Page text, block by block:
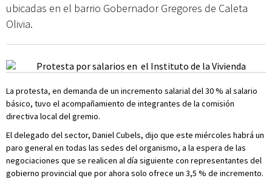
ubicadas en el barrio Gobernador Gregores de Caleta
Olivia.
La protesta, en demanda de un incremento salarial del 30 % al salario
básico, tuvo el acompañamiento de integrantes de la comisión
directiva local del gremio.
El delegado del sector, Daniel Cubels, dijo que este miércoles habrá un
paro general en todas las sedes del organismo, a la espera de las
negociaciones que se realicen al día siguiente con representantes del
gobierno provincial que por ahora solo ofrece un 3,5 % de incremento.